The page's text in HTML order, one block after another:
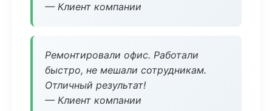
— Клиент компании
Ремонтировали офис. Работали
быстро, не мешали сотрудникам.
Отличный результат!
— Клиент компании